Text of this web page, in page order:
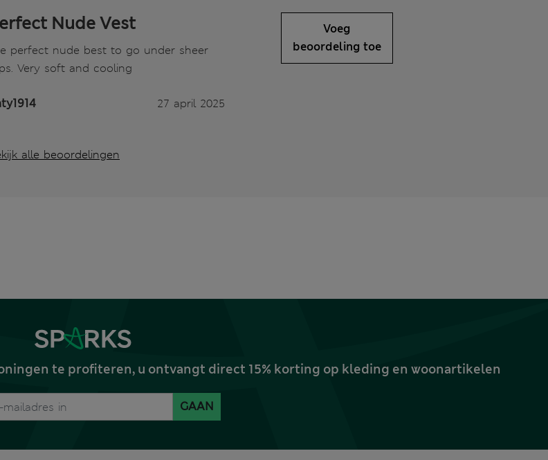
Nude Vest
perfect nude best to go under sheer
Very soft and cooling
27 april 2025
alle beoordelingen
Voeg
beoordeling toe
te profiteren, u ontvangt direct 15% korting op kleding en woonartikelen
GAAN